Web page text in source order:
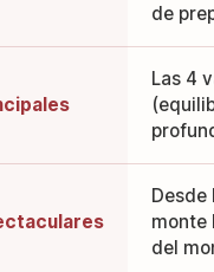
de
Las 4
Desde
monte
del